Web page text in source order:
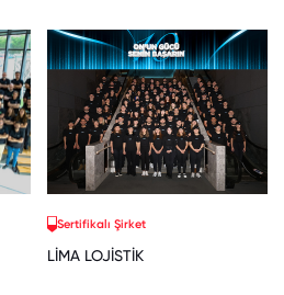
Sertifikalı Şirket
LİMA LOJİSTİK